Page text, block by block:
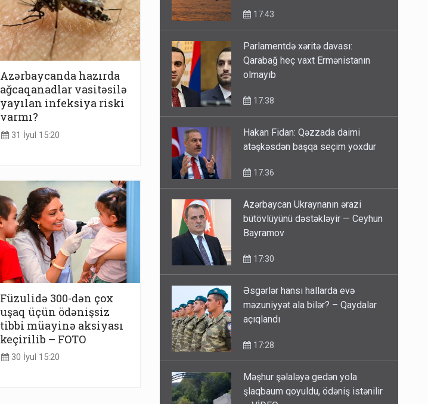
Azərbaycanda hazırda
ağcaqanadlar vasitəsilə
yayılan infeksiya riski
varmı?
31 İyul 15:20
Füzulidə 300-dən çox
uşaq üçün ödənişsiz
tibbi müayinə aksiyası
keçirilib – FOTO
30 İyul 15:20
17:43
Parlamentdə xəritə davası:
Qarabağ heç vaxt Ermənistanın
olmayıb
17:38
Hakan Fidan: Qəzzada daimi
atəşkəsdən başqa seçim yoxdur
17:36
Azərbaycan Ukraynanın ərazi
bütövlüyünü dəstəkləyir — Ceyhun
Bayramov
17:30
Əsgərlər hansı hallarda evə
məzuniyyət ala bilər? – Qaydalar
açıqlandı
17:28
Məşhur şəlaləyə gedən yola
şlaqbaum qoyuldu, ödəniş istənilir